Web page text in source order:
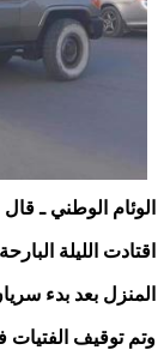
الوئام الوطني ـ
اقتادت الليلة
المنزل بعد بدء
وتم توقيف